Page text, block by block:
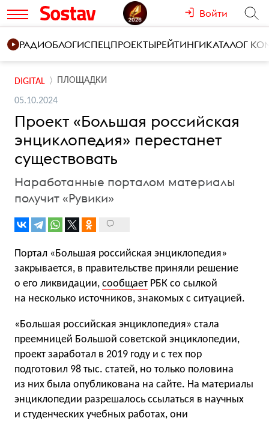
Войти
РАДИОБЛОГИСПЕЦПРОЕКТЫРЕЙТИНГИКАТАЛОГ
DIGITAL ПЛОЩАДКИ
05.10.2024
Проект «Большая российская
энциклопедия» перестанет
существовать
Наработанные порталом материалы
получит «Рувики»
Портал «Большая российская энциклопедия»
закрывается, в правительстве приняли решение
о его ликвидации, сообщает РБК со сылкой
на несколько источников, знакомых с ситуацией.
«Большая российская энциклопедия» стала
преемницей Большой советской энциклопедии,
проект заработал в 2019 году и с тех пор
подготовил 98 тыс. статей, но только половина
из них была опубликована на сайте. На материалы
энциклопедии разрешалось ссылаться в научных
и студенческих учебных работах, они